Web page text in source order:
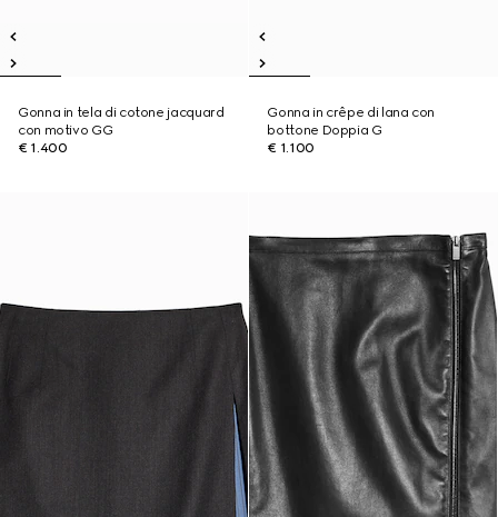
Gonna in tela di cotone jacquard
con motivo GG
€ 1.400
Gonna in crêpe di lana con
bottone Doppia G
€ 1.100